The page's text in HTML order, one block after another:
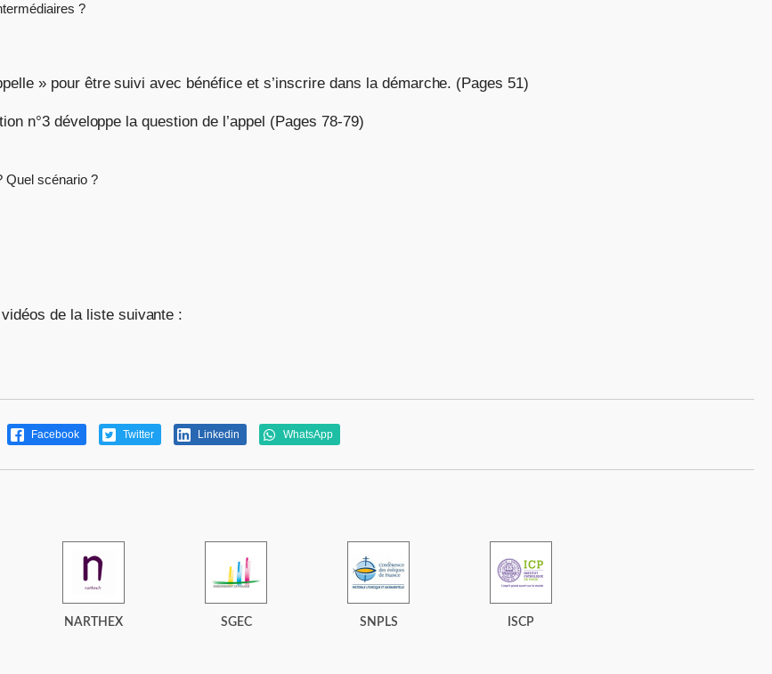
?
» pour être suivi avec bénéfice et s’inscrire dans la démarche. (Pages 51)
n°3 développe la question de l’appel (Pages 78-79)
Quel scénario ?
de la liste suivante :
Facebook Twitter Linkedin WhatsApp
NARTHEX SGEC SNPLS ISCP